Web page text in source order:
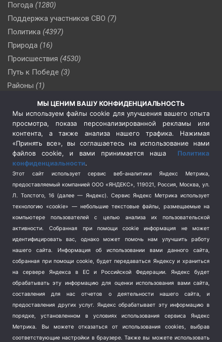
Погода (1280)
Поддержка участников СВО (7)
Политика (4397)
Природа (16)
Происшествия (4530)
Путь к Победе (3)
Районы (1)
(510)
Сельское хозяйство (3)
Социальная политика
(3)
Спецоперация в Украине
Спецоперация на Украине
(404)
Спорт (740)
Терроризм (1)
Транспорт (262)
Туризм (178)
Школа и спорт (2)
Экология (8)
Экономика (1172)
МЫ ЦЕНИМ ВАШУ КОНФИДЕНЦИАЛЬНОСТЬ
Мы используем файлы cookie для улучшения вашего опыта
просмотра, показа персонализированной рекламы или
контента, а также анализа нашего трафика. Нажимая
«Принять все», вы соглашаетесь на использование нами
файлов cookie, и вами принимается наша Политика
конфиденциальности.
Этот сайт использует сервис веб-аналитики Яндекс Метрика,
предоставляемый компанией ООО «ЯНДЕКС», 119021, Россия, Москва, ул.
Л. Толстого, 16 (далее — Яндекс). Сервис Яндекс Метрика использует
технологию «cookie» — небольшие текстовые файлы, размещаемые на
компьютере пользователей с целью анализа их пользовательской
активности.
Собранная при помощи cookie информация не может
идентифицировать вас, однако может помочь нам улучшить работу
нашего сайта. Информация об использовании вами данного сайта,
собранная при помощи cookie, будет передаваться Яндексу и храниться
на сервере Яндекса в ЕС и Российской Федерации. Яндекс будет
обрабатывать эту информацию для оценки использования вами сайта,
составления для нас отчетов о деятельности нашего сайта, и
предоставления других услуг. Яндекс обрабатывает эту информацию в
порядке, установленном в условиях использования сервиса Яндекс
Метрика.
Вы можете отказаться от использования cookies, выбрав
соответствующие настройки в браузере. Также вы можете использовать